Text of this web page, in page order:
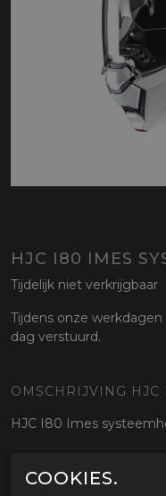
HJC I80 IMES
Tijdelijk niet verkrijgbaar
Tijdens onze
dag verstuurd.
OMSCHRIJVING
HJC I80 Imes
COOKIES.